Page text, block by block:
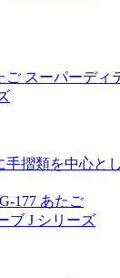
ご スーパーディ
手摺類を中心と
177 あたご
ブ J シリーズ